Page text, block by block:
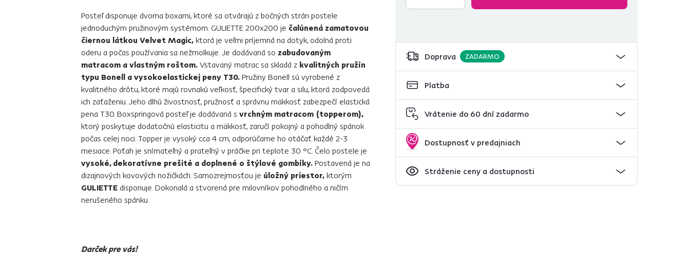
Doprava ZADARMO
Platba
Vrátenie do 60 dní zadarmo
Dostupnosť v predajniach
Stráženie ceny a dostupnosti
Posteľ disponuje dvoma boxami, ktoré sa otvárajú z bočných strán postele
jednoduchým pružinovým systémom. GULIETTE 200x200 je čalúnená zamatovou
čiernou látkou Velvet Magic, ktorá je veľmi príjemná na dotyk, odolná proti
oderu a počas používania sa nežmolkuje. Je dodávaná so zabudovaným
matracom a vlastným roštom. Vstavaný matrac sa skladá z kvalitných pružín
typu Bonell a vysokoelastickej peny T30. Pružiny Bonell sú vyrobené z
kvalitného drôtu, ktoré majú rovnakú veľkosť, špecifický tvar a silu, ktorá zodpovedá
ich zaťaženiu. Jeho dlhú živostnosť, pružnosť a správnu mäkkosť zabezpečí elastická
pena T30. Boxspringová posteľ je dodávaná s vrchným matracom (topperom),
ktorý poskytuje dodatočnú elasticitu a mäkkosť, zaručí pokojný a pohodlný spánok
počas celej noci. Topper je vysoký cca 4 cm, odporúčame ho otáčať každé 2-3
mesiace. Poťah je snímateľný a prateľný v práčke pri teplote 30 °C. Čelo postele je
vysoké, dekoratívne prešité a doplnené o štýlové gombíky. Postavená je na
dizajnových kovových nožičkách. Samozrejmosťou je úložný priestor, ktorým
GULIETTE disponuje. Dokonalá a stvorená pre milovníkov pohodlného a ničím
nerušeného spánku.
Darček pre vás!